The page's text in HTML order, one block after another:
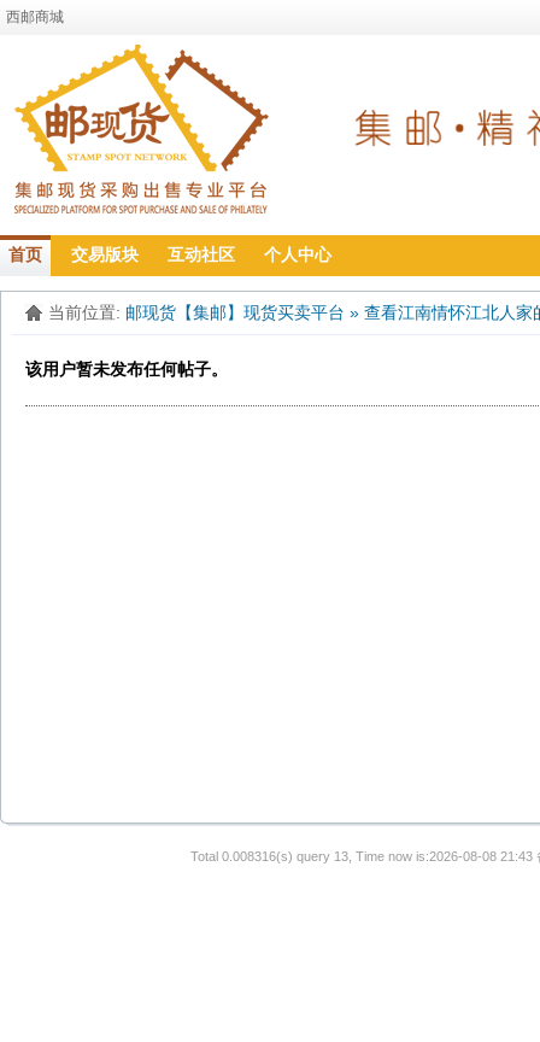
西邮商城
首页 交易版块 互动社区 个人中心
当前位置: 邮现货【集邮】现货买卖平台 » 查看江南情怀江北人家
该用户暂未发布任何帖子。
Total 0.008316(s) query 13, Time now is:2026-08-08 21:43